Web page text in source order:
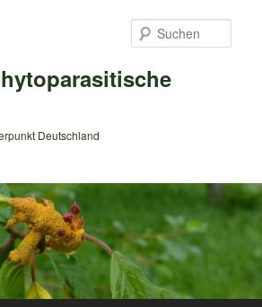
Deutschland